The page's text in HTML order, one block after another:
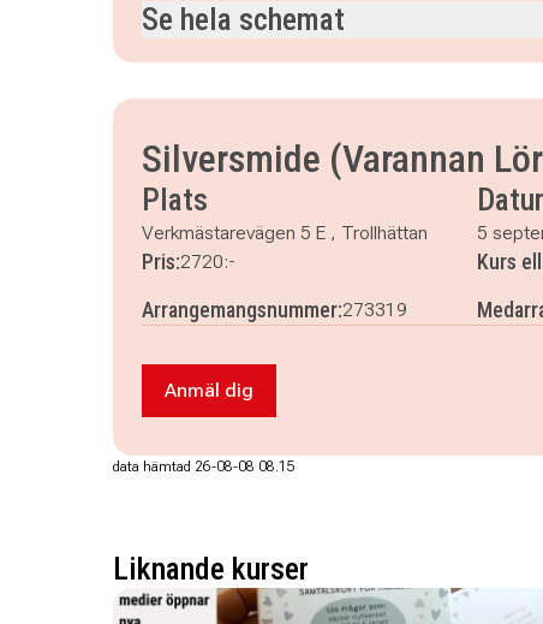
Se hela schemat
lördag 19 september 2026
söndag 20 september 2026klockan
lördag 3 oktober 2026
klockan 10.00–13.00
söndag 4 oktober 2026klockan 10.00–13.00
lördag 17 oktober 2026
klockan 10.00–13.00
Silversmide (Varannan
Plats
Verkmästarevägen 5 E , Trollhättan 5
Pris:2720:- Kurs
Arrangemangsnummer:273319
Anmäl dig till Silversmide (Varannan
Anmäl dig
data hämtad 26-08-08 08.15
Liknande kurser